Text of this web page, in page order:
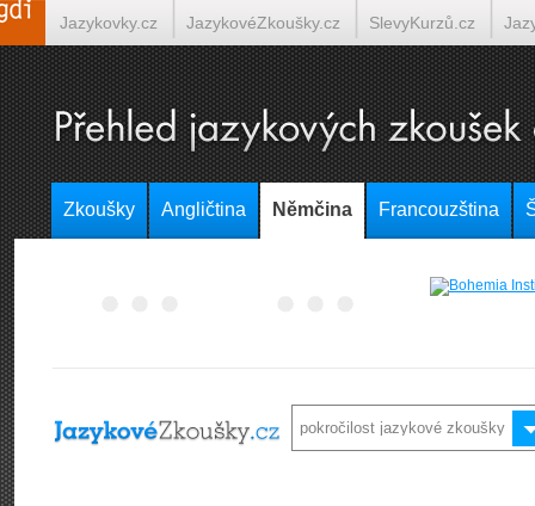
Jazykovky.cz JazykovéZkoušky.cz SlevyKurzů.cz
Španělština on-line Italština on-line Tlumočení-
Zkoušky Angličtina Němčina Francouzština